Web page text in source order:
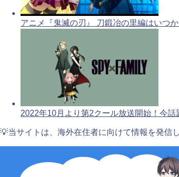
アニメ『鬼滅の刃』 刀鍛冶の里編はいつ
2022年10月より第2クール放送開始！今
💡当サイトは、海外在住者に向けて情報を発信